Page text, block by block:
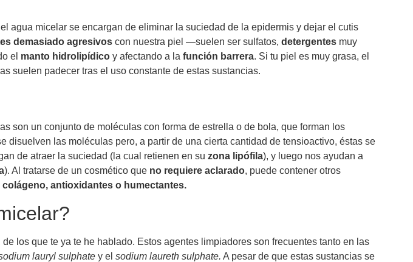
agua micelar se encargan de eliminar la suciedad de la epidermis y dejar el cutis
demasiado agresivos con nuestra piel —suelen ser sulfatos, detergentes muy
el manto hidrolipídico y afectando a la función barrera. Si tu piel es muy grasa, el
suelen padecer tras el uso constante de estas sustancias.
son un conjunto de moléculas con forma de estrella o de bola, que forman los
las moléculas pero, a partir de una cierta cantidad de tensioactivo, éstas se
de atraer la suciedad (la cual retienen en su zona lipófila), y luego nos ayudan a
). Al tratarse de un cosmético que no requiere aclarado, puede contener otros
antioxidantes o humectantes.
de los que te ya te he hablado. Estos agentes limpiadores son frecuentes tanto en las
lauryl sulphate y el sodium laureth sulphate. A pesar de que estas sustancias se